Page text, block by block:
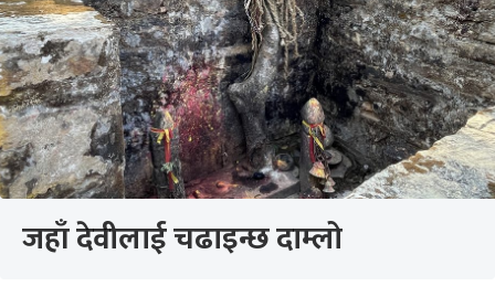
जहाँ देवीलाई चढाइन्छ दाम्लो